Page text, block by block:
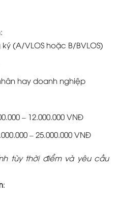
(A/VLOS hoặc B/BVLOS)
hay doanh nghiệp
– 12.000.000 VNĐ
– 25.000.000 VNĐ
tùy thời điểm và yêu cầu
: